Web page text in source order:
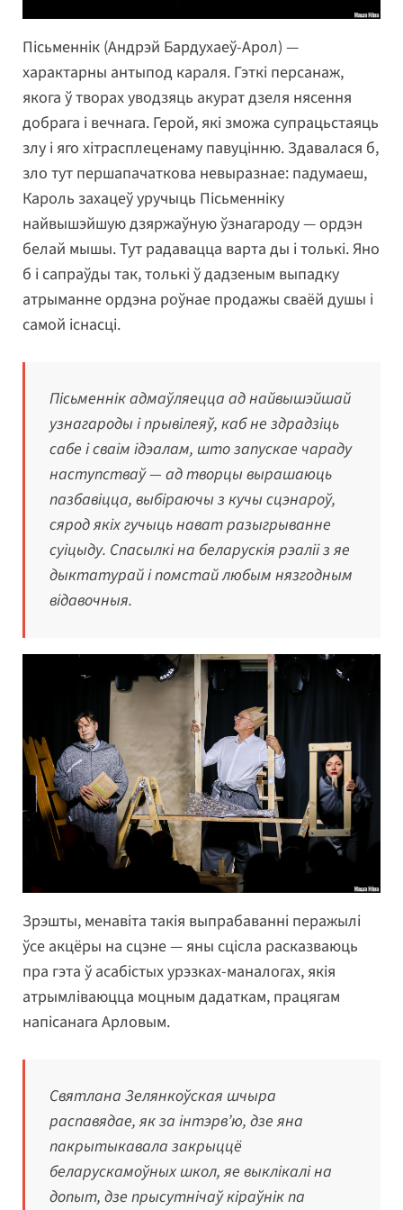
Пісьменнік (Андрэй Бардухаеў-Арол) —
характарны антыпод караля. Гэткі персанаж,
якога ў творах уводзяць акурат дзеля нясення
добрага і вечнага. Герой, які зможа супрацьстаяць
злу і яго хітрасплеценаму павуцінню. Здавалася б,
зло тут першапачаткова невыразнае: падумаеш,
Кароль захацеў уручыць Пісьменніку
найвышэйшую дзяржаўную ўзнагароду — ордэн
белай мышы. Тут радавацца варта ды і толькі. Яно
б і сапраўды так, толькі ў дадзеным выпадку
атрыманне ордэна роўнае продажы сваёй душы і
самой існасці.
Пісьменнік адмаўляецца ад найвышэйшай
узнагароды і прывілеяў, каб не здрадзіць
сабе і сваім ідэалам, што запускае чараду
наступстваў — ад творцы вырашаюць
пазбавіцца, выбіраючы з кучы сцэнароў,
сярод якіх гучыць нават разыгрыванне
суіцыду. Спасылкі на беларускія рэаліі з яе
дыктатурай і помстай любым нязгодным
відавочныя.
Зрэшты, менавіта такія выпрабаванні перажылі
ўсе акцёры на сцэне — яны сцісла расказваюць
пра гэта ў асабістых урэзках-маналогах, якія
атрымліваюцца моцным дадаткам, працягам
напісанага Арловым.
Святлана Зелянкоўская шчыра
распавядае, як за інтэрв’ю, дзе яна
пакрытыкавала закрыццё
беларускамоўных школ, яе выклікалі на
допыт, дзе прысутнічаў кіраўнік па